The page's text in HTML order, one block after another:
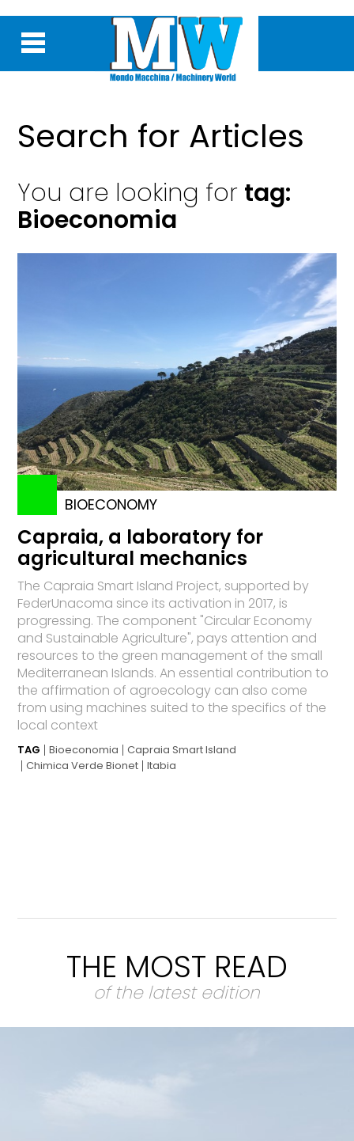
Search for Articles
You are looking for tag:
Bioeconomia
BIOECONOMY
Capraia, a laboratory for
agricultural mechanics
The Capraia Smart Island Project, supported by
FederUnacoma since its activation in 2017, is
progressing. The component "Circular Economy
and Sustainable Agriculture", pays attention and
resources to the green management of the small
Mediterranean Islands. An essential contribution to
the affirmation of agroecology can also come
from using machines suited to the specifics of the
local context
TAG Bioeconomia
Capraia Smart Island
Chimica Verde Bionet Itabia
THE MOST READ
of the latest edition